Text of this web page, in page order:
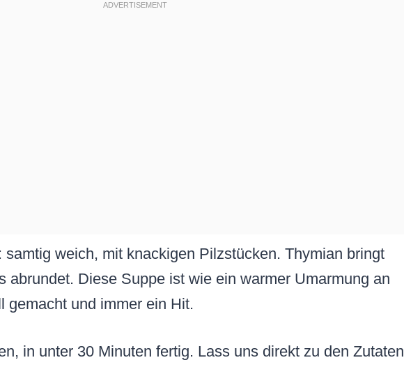
samtig weich, mit knackigen Pilzstücken. Thymian bringt
abrundet. Diese Suppe ist wie ein warmer Umarmung an
gemacht und immer ein Hit.
in unter 30 Minuten fertig. Lass uns direkt zu den Zutaten